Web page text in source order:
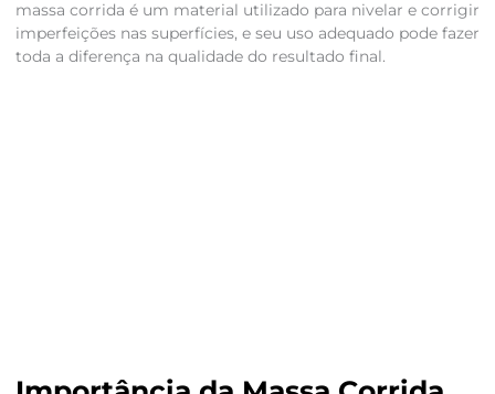
massa corrida é um material utilizado para nivelar e corrigir
imperfeições nas superfícies, e seu uso adequado pode fazer
toda a diferença na qualidade do resultado final.